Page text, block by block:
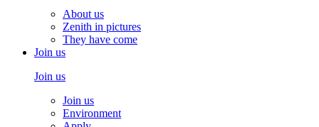
About us
Zenith in pictures
They have come
Join us
Join us
Join us
Environment